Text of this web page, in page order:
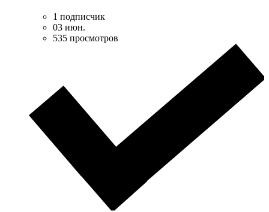
1 подписчик
03 июн.
535 просмотров